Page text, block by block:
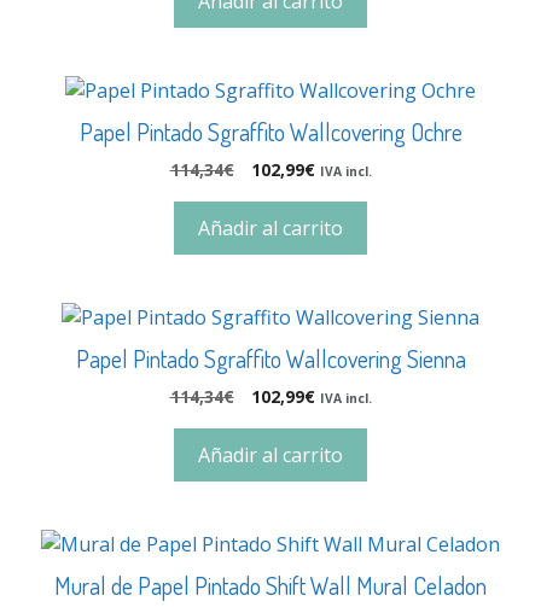
Papel Pintado Sgraffito Wallcovering Ochre
114,34€ 102,99€ IVA incl.
Añadir al carrito
Papel Pintado Sgraffito Wallcovering Sienna
114,34€ 102,99€ IVA incl.
Añadir al carrito
Mural de Papel Pintado Shift Wall Mural Celadon